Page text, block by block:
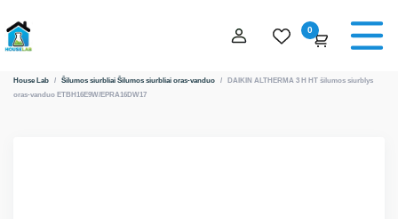
0
House Lab / Šilumos siurbliai Šilumos siurbliai oras-vanduo / DAIKIN ALTHERMA 3 H HT šilumos siurblys
oras-vanduo ETBH16E9W/EPRA16DW17